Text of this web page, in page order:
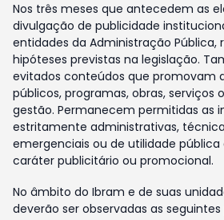
Nos três meses que antecedem as
divulgação de publicidade
entidades da Administração Pública,
hipóteses previstas na legislação.
evitados conteúdos que promovam
públicos, programas, obras, serviços
gestão. Permanecem permitidas as
estritamente administrativas,
emergenciais ou de utilidade
caráter publicitário ou promocional.
No âmbito do Ibram e de suas
deverão ser observadas as